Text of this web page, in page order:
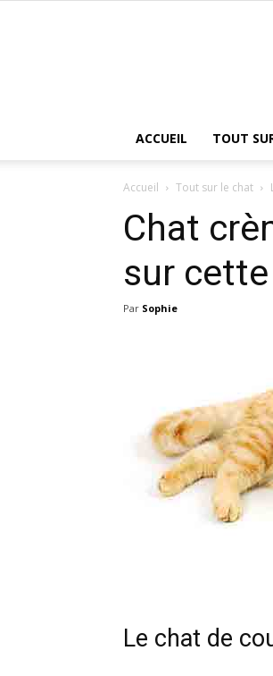
ACCUEIL TOUT
Accueil Tout sur le chat
Chat
sur
Par Sophie
Le chat de